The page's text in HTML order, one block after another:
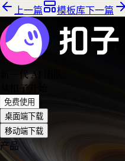
上一篇
模板库下一篇
新一代 AI 团队
从扣子开始
免费使用
桌面端下载
移动端下载
产品